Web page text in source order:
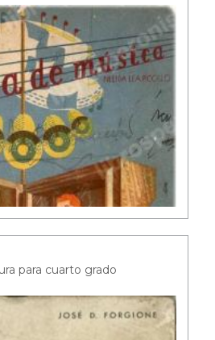
para cuarto grado